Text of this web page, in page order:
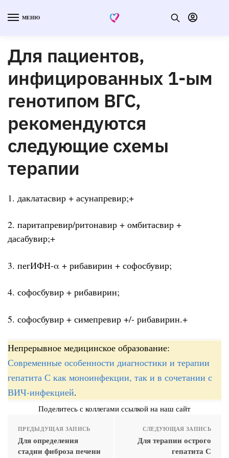
МЕНЮ
Для пациентов,
инфицированных 1-ым
генотипом ВГС,
рекомендуются
следующие схемы
терапии
1. даклатасвир + асунапревир;+
2. паритапревир/ритонавир + омбитасвир +
дасабувир;+
3. пегИФН-α + рибавирин + софосбувир;
4. софосбувир + рибавирин;
5. софосбувир + симепревир +/- рибавирин.+
Непрерывное медицинское образование:
Современные особенности диагностики и терапии
гепатита С как моноинфекции, так и в сочетании с
ВИЧ-инфекцией.
Поделитесь с коллегами ссылкой на наш сайт
ПРЕДЫДУЩАЯ ЗАПИСЬ
Для определения
стадии фиброза печени
СЛЕДУЮЩАЯ ЗАПИСЬ
Для терапии острого
гепатита С